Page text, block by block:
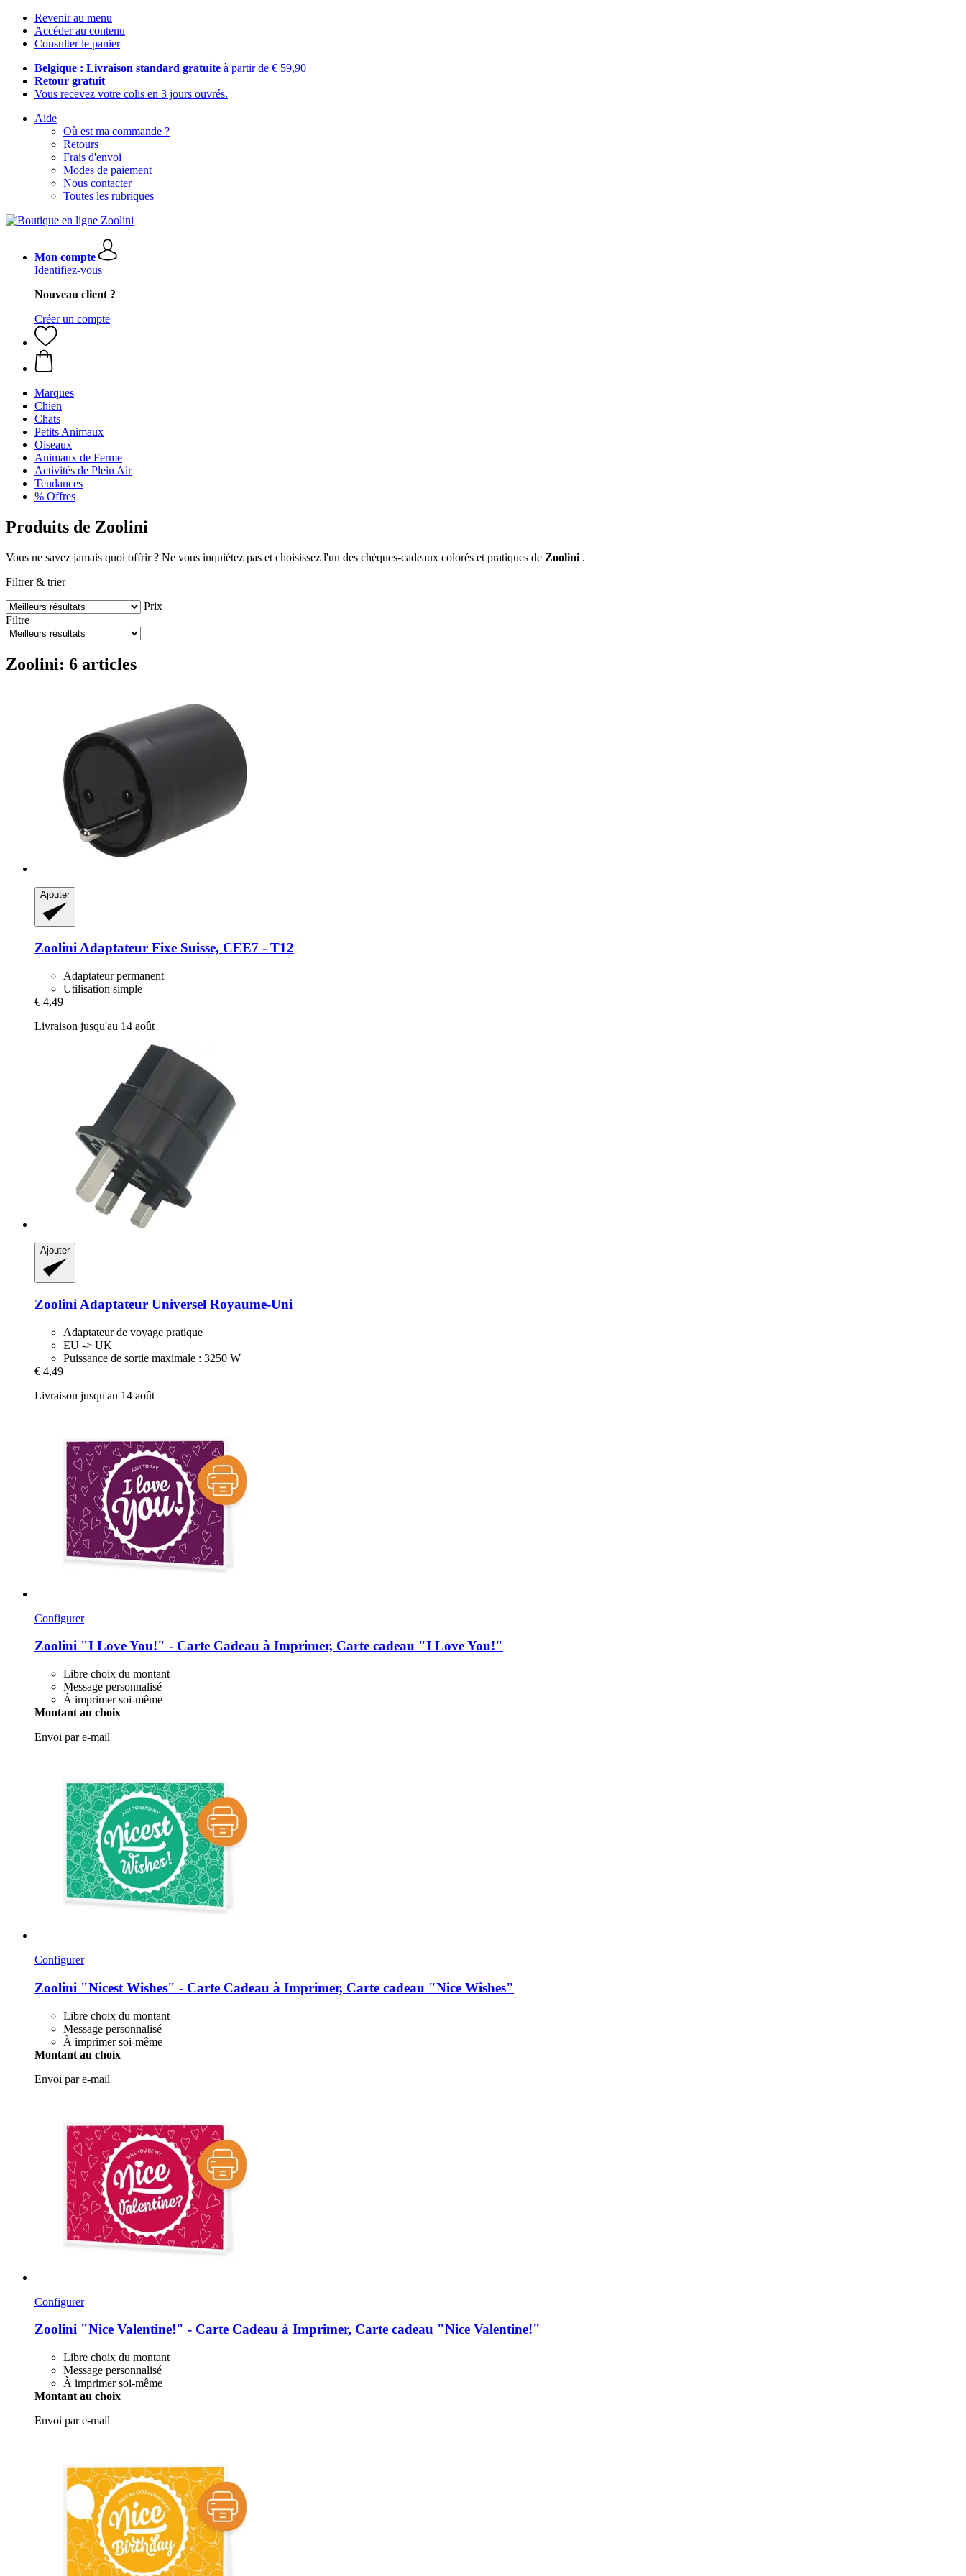
Revenir au menu
Accéder au contenu
Consulter le panier
Belgique : Livraison standard gratuite à partir de € 59,90
Retour gratuit
Vous recevez votre colis en 3 jours ouvrés.
Aide
Où est ma commande ?
Retours
Frais d'envoi
Modes de paiement
Nous contacter
Toutes les rubriques
Mon compte
Identifiez-vous
Nouveau client ?
Créer un compte
Marques
Chien
Chats
Petits Animaux
Oiseaux
Animaux de Ferme
Activités de Plein Air
Tendances
% Offres
Produits de Zoolini
Vous ne savez jamais quoi offrir ? Ne vous inquiétez pas et choisissez l'un des chèques-cadeaux colorés et pratiques de Zoolini .
Filtrer & trier
Prix
Filtre
Zoolini: 6 articles
Ajouter
ZooliniAdaptateur Fixe Suisse, CEE7 -​ T12
Adaptateur permanent
Utilisation simple
€ 4,49
Livraison jusqu'au 14 août
Ajouter
Zoolini Adaptateur Universel Royaume-​Uni
Adaptateur de voyage pratique
EU -> UK
Puissance de sortie maximale : 3250 W
€ 4,49
Livraison jusqu'au 14 août
Configurer
Zoolini "I Love You!" -​ Carte Cadeau à Imprimer, Carte cadeau "I Love You!"
Libre choix du montant
Message personnalisé
À imprimer soi-même
Montant au choix
Envoi par e-mail
Configurer
Zoolini "Nicest Wishes" -​ Carte Cadeau à Imprimer, Carte cadeau "Nice Wishes"
Libre choix du montant
Message personnalisé
À imprimer soi-même
Montant au choix
Envoi par e-mail
Configurer
Zoolini "Nice Valentine!" -​ Carte Cadeau à Imprimer, Carte cadeau "Nice Valentine!"
Libre choix du montant
Message personnalisé
À imprimer soi-même
Montant au choix
Envoi par e-mail